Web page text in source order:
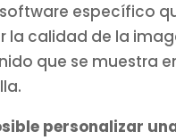
específico
la calidad de la
que se muestra
personalizar